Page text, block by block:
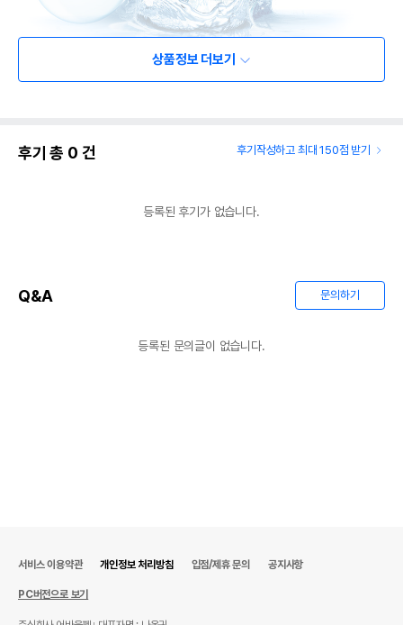
상품정보 더보기
후기 총 0 건 후기작성하고 최대 150점 받기
등록된 후기가 없습니다.
Q&A 문의하기
등록된 문의글이 없습니다.
서비스 이용약관 개인정보 처리방침 입점/제휴 문의 공지사항
PC버전으로 보기